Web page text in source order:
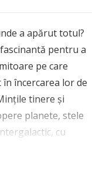
a apărut totul?
pentru a
pe care
încercarea lor de
tinere și
planete, stele
cu
din Univers,